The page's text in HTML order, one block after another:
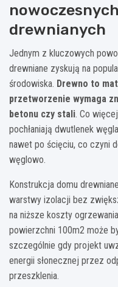
drewnianych
Jednym z kluczowych
drewniane zyskują na
środowiska. Drewno to
przetworzenie wymaga
betonu czy stali. Co
pochłaniają dwutlenek
nawet po ścięciu, co czyni
węglowo.
Konstrukcja domu
warstwy izolacji bez
na niższe koszty
powierzchni 100m2 może
szczególnie gdy projekt
energii słonecznej przez
przeszklenia.